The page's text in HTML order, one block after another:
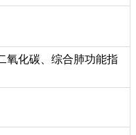
氧化碳、综合肺功能指